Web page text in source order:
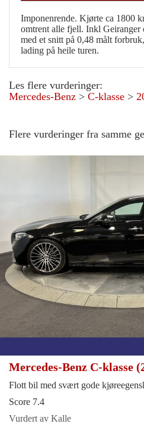
Imponenrende. Kjørte ca 1800
omtrent alle fjell. Inkl Geiranger
med et snitt på 0,48 målt
lading på heile turen.
Les flere vurderinger:
Mercedes-Benz > C-klasse >
Flere vurderinger fra samme
Mercedes-Benz C-klasse
Flott bil med svært gode
Score 7.4
Vurdert av Kalle